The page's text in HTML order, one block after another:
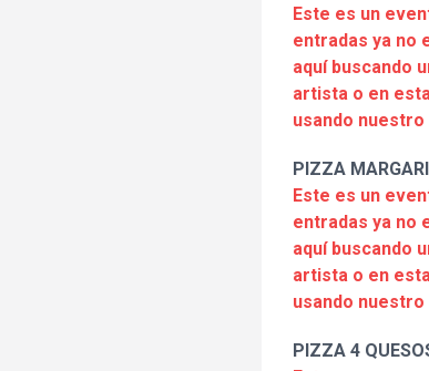
Este es un
entradas ya no
aquí buscando
artista o en
usando nuestro
PIZZA
Este es un
entradas ya no
aquí buscando
artista o en
usando nuestro
PIZZA 4